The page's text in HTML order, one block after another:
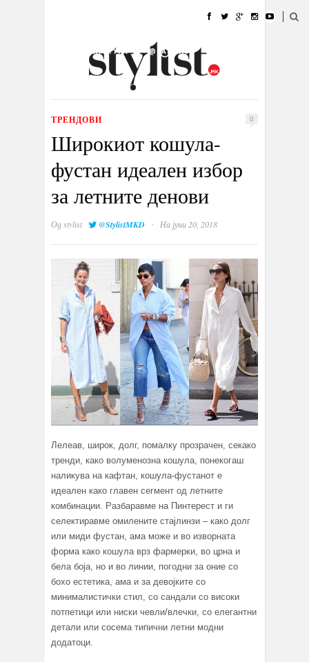
УБАВИНА
КУЛТУРА @РАБОТА
ИЗЛОГ
ТРЕНДОВИ 0
Широкиот кошула-
фустан идеален избор
за летните денови
Одstylist @StylistMKD · На јуни 20, 2018
Лелеав, широк, долг, помалку прозрачен, секако
тренди, како волуменозна кошула, понекогаш
наликува на кафтан, кошула-фустанот е
идеален како главен сегмент од летните
комбинации. Разбаравме на Пинтерест и ги
селектиравме омилените стајлинзи – како долг
или миди фустан, ама може и во изворната
форма како кошула врз фармерки, во црна и
бела боја, но и во линии, погодни за оние со
бохо естетика, ама и за девојките со
минималистички стил, со сандали со високи
потпетици или ниски чевли/влечки, со елегантни
детали или сосема типични летни модни
додатоци.